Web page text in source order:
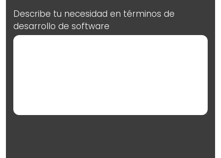
Describe tu necesidad en términos de
desarrollo de software